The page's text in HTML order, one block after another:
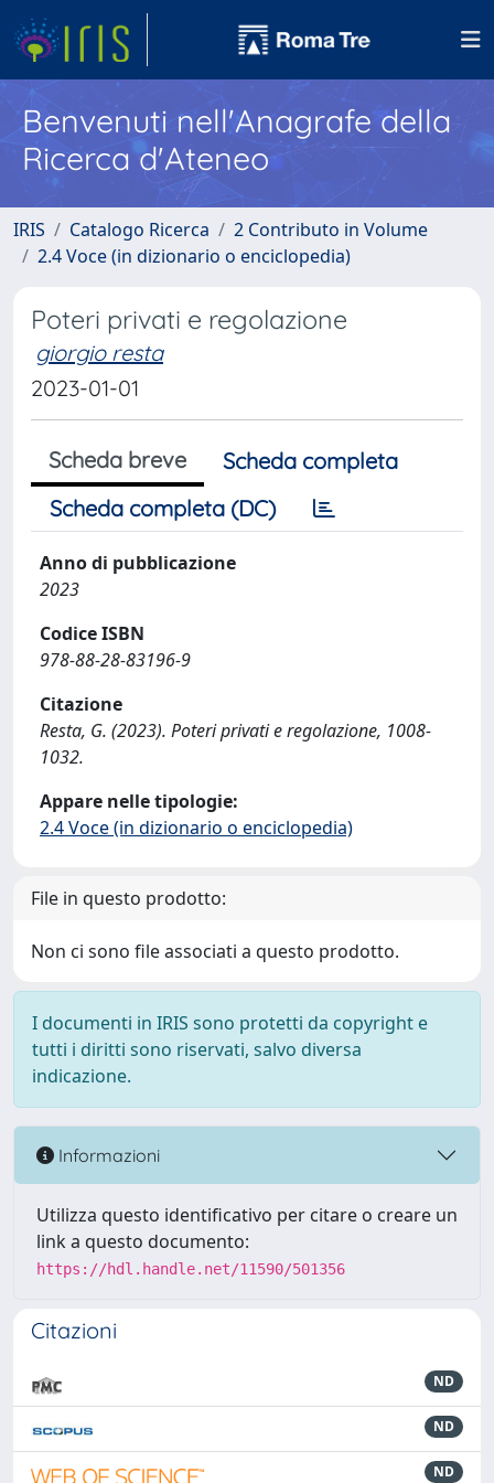
Benvenuti nell'Anagrafe della
Ricerca d'Ateneo
IRIS Catalogo Ricerca
2 Contributo in Volume
2.4 Voce (in dizionario o enciclopedia)
Poteri privati e regolazione
giorgio resta
2023-01-01
Scheda breve
Scheda completa
Scheda completa (DC)
Anno di pubblicazione
2023
Codice ISBN
978-88-28-83196-9
Citazione
Resta, G. (2023). Poteri privati e regolazione, 1008-
1032.
Appare nelle tipologie:
2.4 Voce (in dizionario o enciclopedia)
File in questo prodotto:
Non ci sono file associati a questo prodotto.
I documenti in IRIS sono protetti da copyright e
tutti i diritti sono riservati, salvo diversa
indicazione.
Informazioni
Utilizza questo identificativo per citare o creare un
link a questo documento:
https://hdl.handle.net/11590/501356
Citazioni
ND
ND
ND